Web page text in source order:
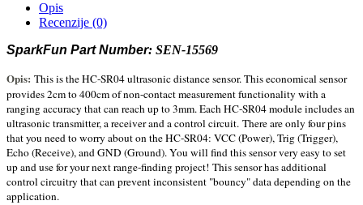
Opis
Recenzije (0)
SparkFun Part Number: SEN-15569
Opis: This is the HC-SR04 ultrasonic distance sensor. This economical sensor
provides 2cm to 400cm of non-contact measurement functionality with a
ranging accuracy that can reach up to 3mm. Each HC-SR04 module includes an
ultrasonic transmitter, a receiver and a control circuit. There are only four pins
that you need to worry about on the HC-SR04: VCC (Power), Trig (Trigger),
Echo (Receive), and GND (Ground). You will find this sensor very easy to set
up and use for your next range-finding project! This sensor has additional
control circuitry that can prevent inconsistent "bouncy" data depending on the
application.